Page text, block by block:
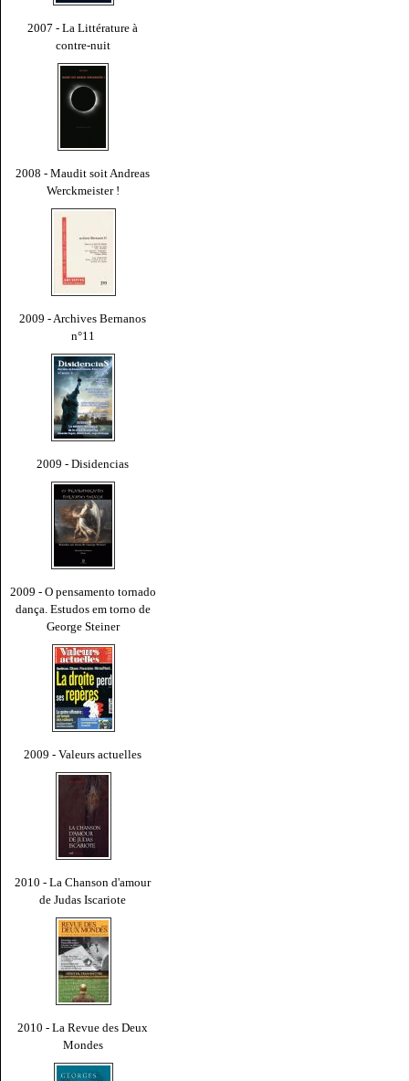
2007 - La Littérature à
contre-nuit
2008 - Maudit soit Andreas
Werckmeister !
2009 - Archives Bernanos
n°11
2009 - Disidencias
2009 - O pensamento tornado
dança. Estudos em torno de
George Steiner
2009 - Valeurs actuelles
2010 - La Chanson d'amour
de Judas Iscariote
2010 - La Revue des Deux
Mondes